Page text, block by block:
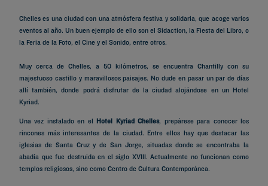
Chelles es una ciudad con una atmósfera festiva y solidaria, que acoge varios
eventos al año. Un buen ejemplo de ello son el Sidaction, la Fiesta del Libro, o
la Feria de la Foto, el Cine y el Sonido, entre otros.
Muy cerca de Chelles, a 50 kilómetros, se encuentra Chantilly con su
majestuoso castillo y maravillosos paisajes. No dude en pasar un par de días
allí también, donde podrá disfrutar de la ciudad alojándose en un Hotel
Kyriad.
Una vez instalado en el Hotel Kyriad Chelles, prepárese para conocer los
rincones más interesantes de la ciudad. Entre ellos hay que destacar las
iglesias de Santa Cruz y de San Jorge, situadas donde se encontraba la
abadía que fue destruida en el siglo XVIII. Actualmente no funcionan como
templos religiosos, sino como Centro de Cultura Contemporánea.